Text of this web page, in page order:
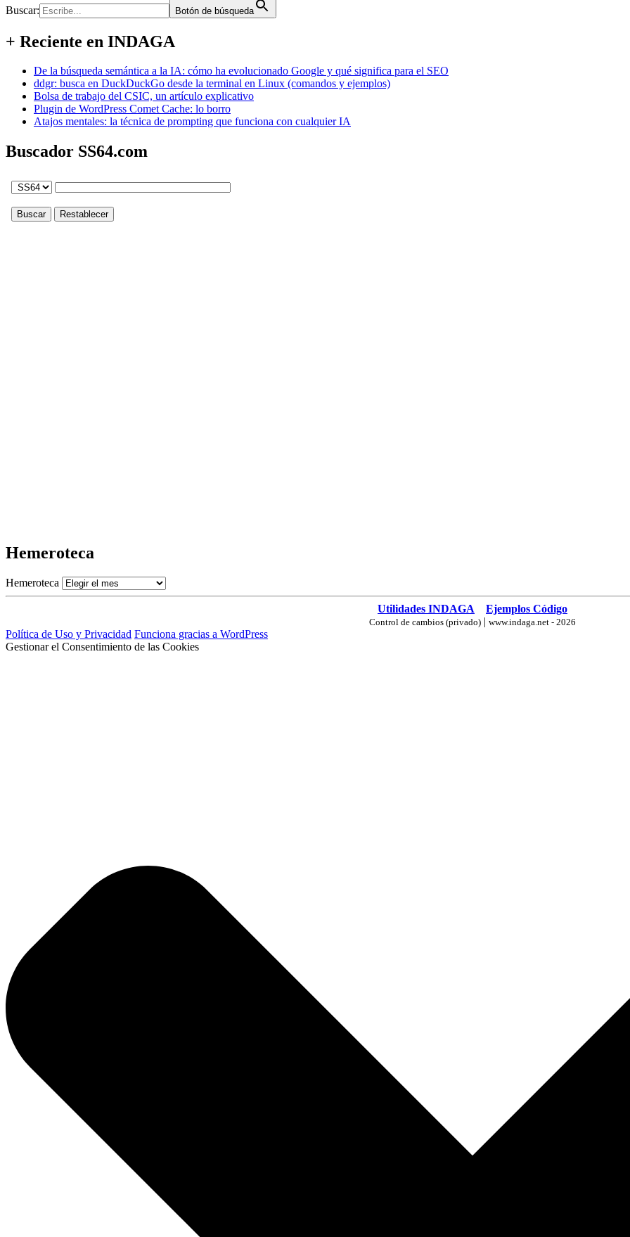
Buscar:
Botón de búsqueda
+ Reciente en INDAGA
De la búsqueda semántica a la IA: cómo ha evolucionado Google y qué significa para el SEO
ddgr: busca en DuckDuckGo desde la terminal en Linux (comandos y ejemplos)
Bolsa de trabajo del CSIC, un artículo explicativo
Plugin de WordPress Comet Cache: lo borro
Atajos mentales: la técnica de prompting que funciona con cualquier IA
Buscador SS64.com
Hemeroteca
Hemeroteca
Utilidades INDAGA Ejemplos Código
Control de cambios (privado) | www.indaga.net - 2026
Política de Uso y Privacidad Funciona gracias a WordPress
Gestionar el Consentimiento de las Cookies